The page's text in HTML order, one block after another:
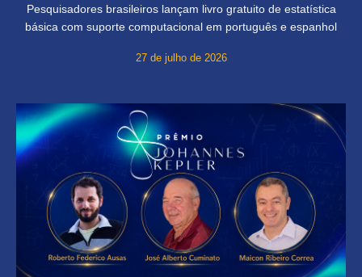
Pesquisadores brasileiros lançam livro gratuito de estatística
básica com suporte computacional em português e espanhol
27 de julho de 2026